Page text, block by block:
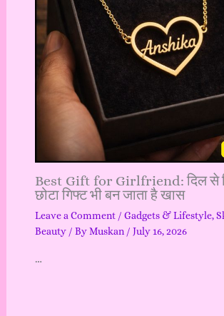
Best Gift for Girlfriend: दिल से
छोटा गिफ्ट भी बन जाता है खास
Leave a Comment / Gadgets & Lifestyle,
Beauty/ ByMuskan / July 16, 2026
…